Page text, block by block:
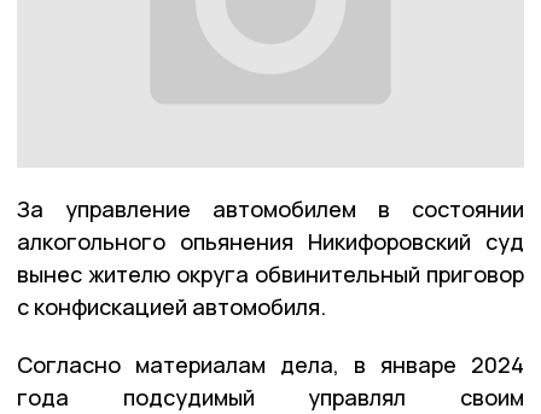
За управление автомобилем в состоянии
алкогольного опьянения Никифоровский суд
вынес жителю округа обвинительный приговор
с конфискацией автомобиля.
Согласно материалам дела, в январе 2024
года подсудимый управлял своим